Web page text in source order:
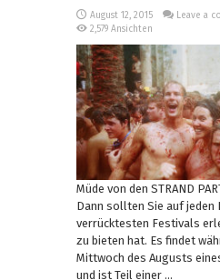
August 12, 2015
Leave a
2,579 Ansichten
Müde von den STRAND
Dann sollten Sie auf jeden
verrücktesten Festivals
zu bieten hat. Es findet
Mittwoch des Augusts
und ist Teil einer ...